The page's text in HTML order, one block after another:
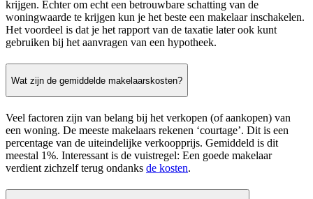
krijgen. Echter om echt een betrouwbare schatting van de
woningwaarde te krijgen kun je het beste een makelaar inschakelen.
Het voordeel is dat je het rapport van de taxatie later ook kunt
gebruiken bij het aanvragen van een hypotheek.
Wat zijn de gemiddelde makelaarskosten?
Veel factoren zijn van belang bij het verkopen (of aankopen) van
een woning. De meeste makelaars rekenen ‘courtage’. Dit is een
percentage van de uiteindelijke verkoopprijs. Gemiddeld is dit
meestal 1%. Interessant is de vuistregel: Een goede makelaar
verdient zichzelf terug ondanks de kosten.